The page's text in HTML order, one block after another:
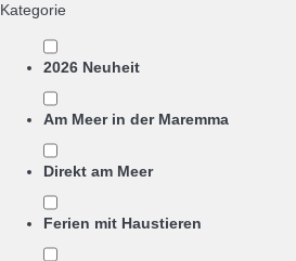
Kategorie
2026 Neuheit
Am Meer in der Maremma
Direkt am Meer
Ferien mit Haustieren